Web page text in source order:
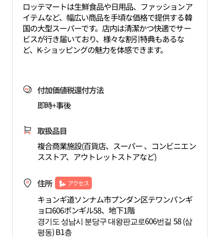
ロッテマートは生鮮食品や日用品、ファッションア
イテムなど、幅広い商品を手頃な価格で提供する韓
国の大型スーパーです。店内は清潔かつ快適でサー
ビスが行き届いており、様々な割引特典もあるな
ど、K-ショッピングの魅力を体感できます。
付加価値税還付方法
即時+事後
取扱品目
複合商業施設(百貨店、スーパー 、コンビニエン
スストア、アウトレットストアなど)
住所 アクセス
キョンギ道ソンナム市プンダン区テワンパンギ
ョロ606ボンギル58、地下1階
경기도 성남시 분당구 대왕판교로606번길 58 (삼
평동) B1층